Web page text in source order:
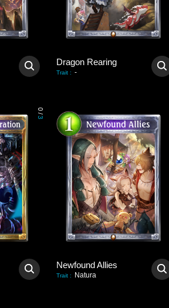
Dragon Rearing
Trait : -
0
/
3
Newfound Allies
Trait : Natura